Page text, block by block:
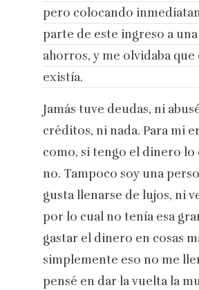
pero colocando
parte de este ingreso a
ahorros, y me olvidaba
existía.
Jamás tuve deudas, ni
créditos, ni nada. Para mi
como, si tengo el dinero lo
no. Tampoco soy una
gusta llenarse de lujos, ni
por lo cual no tenía esa
gastar el dinero en cosas
simplemente eso no me
pensé en dar la vuelta la